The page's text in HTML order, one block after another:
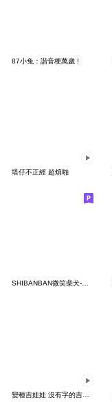
87小兔：諧音梗萬歲 !
塔仔不正經 超煩啪
SHIBANBAN微笑柴犬-廢柴寶寶日常